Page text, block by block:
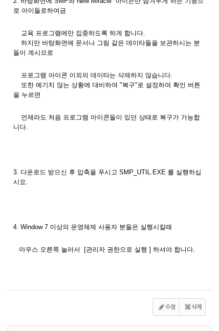
로 아이들로하여금
교육 프로그램에만 집중하도록 하게 합니다.
하지만 바탕화면에 문서나 그림 같은 데이타들을 보관하시는 분
들이 계시므로
프로그램 아이콘 이외의 데이타는 삭제하지 않습니다.
또한 예기치 않는 상황에 대비하여 "복구"로 설정하여 확인 버튼
을 누르면
언제라도 처음 프로그램 아이콘들이 있던 상태로 복구가 가능합
니다.
3. 다운로드 받으신 후 압축을 푸시고 SMP_UTIL.EXE 를 실행하십
시요.
4. Window 7 이상의 운영체제 사용자 분들은 실행시킬때
마우스 오른쪽 눌러서 [관리자 권한으로 실행 ] 하셔야 합니다.
수정 삭제